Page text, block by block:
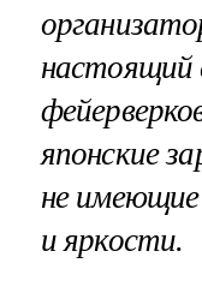
настоящий
японские
не имеющие
и яркости.